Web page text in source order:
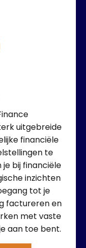
uitgebreide
financiële
te
je bij financiële
inzichten
tot je
factureren en
met vaste
aan toe bent.